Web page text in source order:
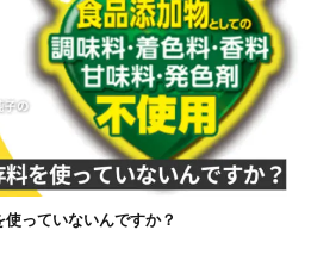
っていないんですか？